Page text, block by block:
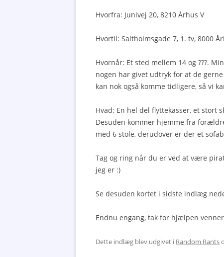
Hvorfra: Junivej 20, 8210 Århus V
Hvortil: Saltholmsgade 7, 1. tv, 8000
Hvornår: Et sted mellem 14 og ???.
nogen har givet udtryk for at de
kan nok også komme tidligere, så vi
Hvad: En hel del flyttekasser, et stort
Desuden kommer hjemme fra
med 6 stole, derudover er der et
Tag og ring når du er ved at være
jeg er :)
Se desuden kortet i sidste indlæg
Endnu engang, tak for hjælpen
Dette indlæg blev udgivet i Random Rants